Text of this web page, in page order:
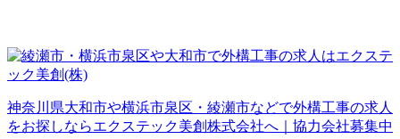
神奈川県大和市や横浜市泉区・綾瀬市などで外構工事の求人
をお探しならエクステック美創株式会社へ｜協力会社募集中